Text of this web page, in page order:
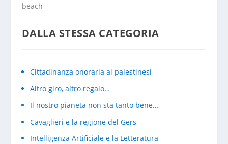
beach
DALLA STESSA CATEGORIA
Cittadinanza onoraria ai palestinesi
Altro giro, altro regalo…
Il nostro pianeta non sta tanto bene…
Cavaglieri e la regione del Gers
Intelligenza Artificiale e la Letteratura